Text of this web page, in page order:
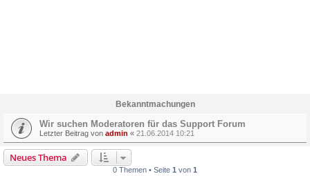
Bekanntmachungen
Wir suchen Moderatoren für das Support Forum
Letzter Beitrag von admin « 21.06.2014 10:21
Neues Thema
0 Themen • Seite 1 von 1